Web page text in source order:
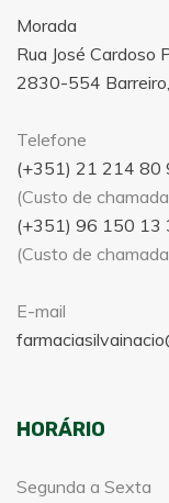
Morada
Rua José Cardoso
2830-554
Telefone
(+351) 21 214 80
(Custo de
(+351) 96 150 13
(Custo de
E-mail
HORÁRIO
Segunda a Sexta